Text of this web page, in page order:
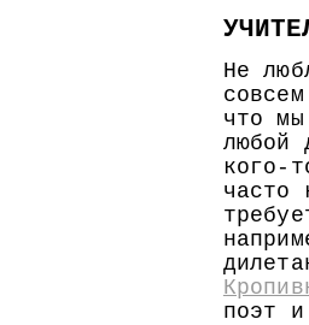
Не
что
любой
кого-
часто
поэт и